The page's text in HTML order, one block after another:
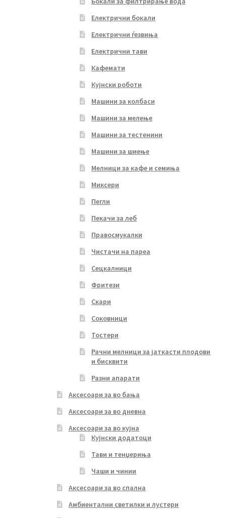
Електрични бокали
Електрични ѓезвиња
Електрични тави
Кафемати
Кујнски роботи
Машини за колбаси
Машини за мелење
Машини за тестенини
Машини за шиење
Мелници за кафе и семиња
Миксери
Пегли
Пекачи за леб
Правосмукалки
Чистачи на пареа
Сецкалници
Фритези
Скари
Соковници
Тостери
Рачни мелници за јаткасти плодови
и бисквити
Разни апарати
Аксесоари за во бања
Аксесоари за во дневна
Аксесоари за во кујна
Кујнски додатоци
Тави и тенџериња
Чаши и чинии
Аксесоари за во спална
Амбиентални светилки и лустери